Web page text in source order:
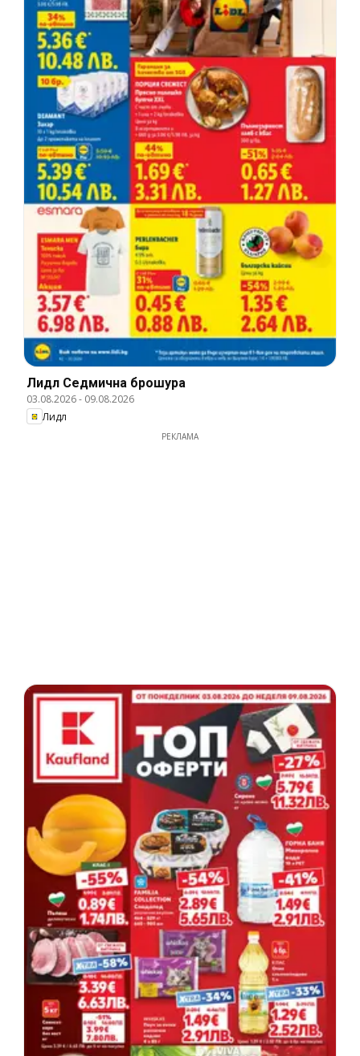
Лидл Cедмична брошура
03.08.2026- 09.08.2026
Лидл
РЕКЛАМА